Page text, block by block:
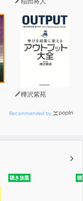
樺沢紫苑
Recommended by
聴き放題 聴